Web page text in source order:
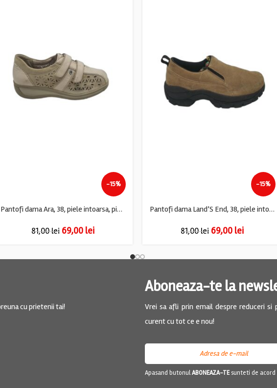
-15%
Pantofi dama Ara, 38, piele intoarsa, piele, alb gri
81,00lei 69,00 lei
-15%
Pantofi dama Land’S End, 38, piele intoarsa, maro
81,00lei 69,00 lei
cu prietenii tai!
Aboneaza-te la
Vrei sa afli prin email despre reduceri
curent cu tot ce e nou!
Apasand butonulABONEAZA-TEsunteti de acord